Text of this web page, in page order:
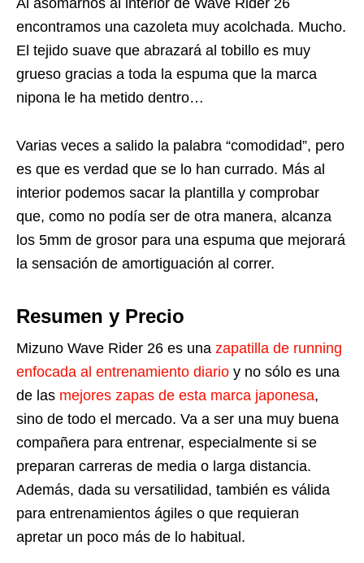
encontramos una cazoleta muy acolchada. Mucho.
El tejido suave que abrazará al tobillo es muy
grueso gracias a toda la espuma que la marca
nipona le ha metido dentro…
Varias veces a salido la palabra “comodidad”, pero
es que es verdad que se lo han currado. Más al
interior podemos sacar la plantilla y comprobar
que, como no podía ser de otra manera, alcanza
los 5mm de grosor para una espuma que mejorará
la sensación de amortiguación al correr.
Resumen y Precio
Mizuno Wave Rider 26 es una zapatilla de running
enfocada al entrenamiento diario y no sólo es una
de las mejores zapas de esta marca japonesa,
sino de todo el mercado. Va a ser una muy buena
compañera para entrenar, especialmente si se
preparan carreras de media o larga distancia.
Además, dada su versatilidad, también es válida
para entrenamientos ágiles o que requieran
apretar un poco más de lo habitual.